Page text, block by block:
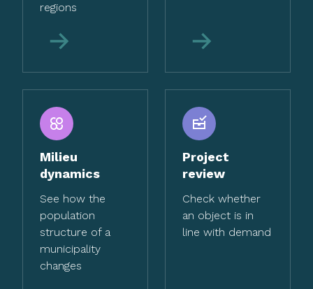
regions
More More
Milieu
dynamics
See how the
population
structure of a
municipality
changes
Project
review
Check whether
an object is in
line with demand